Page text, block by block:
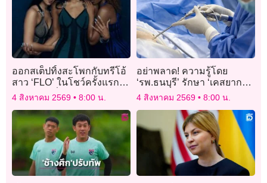
ออกสเต็ปทิ้งสะโพกกับทรีโอ้
สาว ‘FLO’ ในโชว์ครั้งแรกใน
ไทย เอฟซีตื่นเต้นหนักมาก
4 สิงหาคม 2569 8:00 น.
อย่าพลาด! ความรู้โดย
‘รพ.ธนบุรี’ รักษา ‘เคสยาก
โรคกระดูกสันหลัง’
4 สิงหาคม 2569 8:00 น.